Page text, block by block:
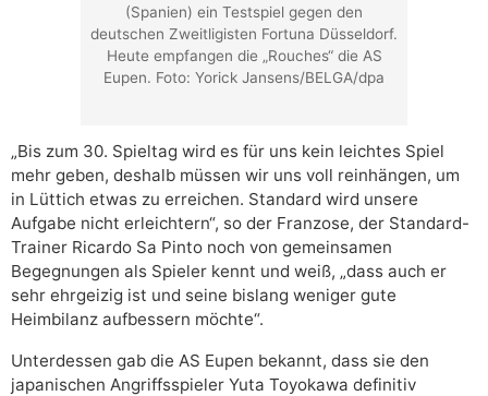
(Spanien) ein Testspiel gegen den
deutschen Zweitligisten Fortuna Düsseldorf.
Heute empfangen die „Rouches“ die AS
Eupen. Foto: Yorick Jansens/BELGA/dpa
„Bis zum 30. Spieltag wird es für uns kein leichtes Spiel
mehr geben, deshalb müssen wir uns voll reinhängen, um
in Lüttich etwas zu erreichen. Standard wird unsere
Aufgabe nicht erleichtern“, so der Franzose, der Standard-
Trainer Ricardo Sa Pinto noch von gemeinsamen
Begegnungen als Spieler kennt und weiß, „dass auch er
sehr ehrgeizig ist und seine bislang weniger gute
Heimbilanz aufbessern möchte“.
Unterdessen gab die AS Eupen bekannt, dass sie den
japanischen Angriffsspieler Yuta Toyokawa definitiv